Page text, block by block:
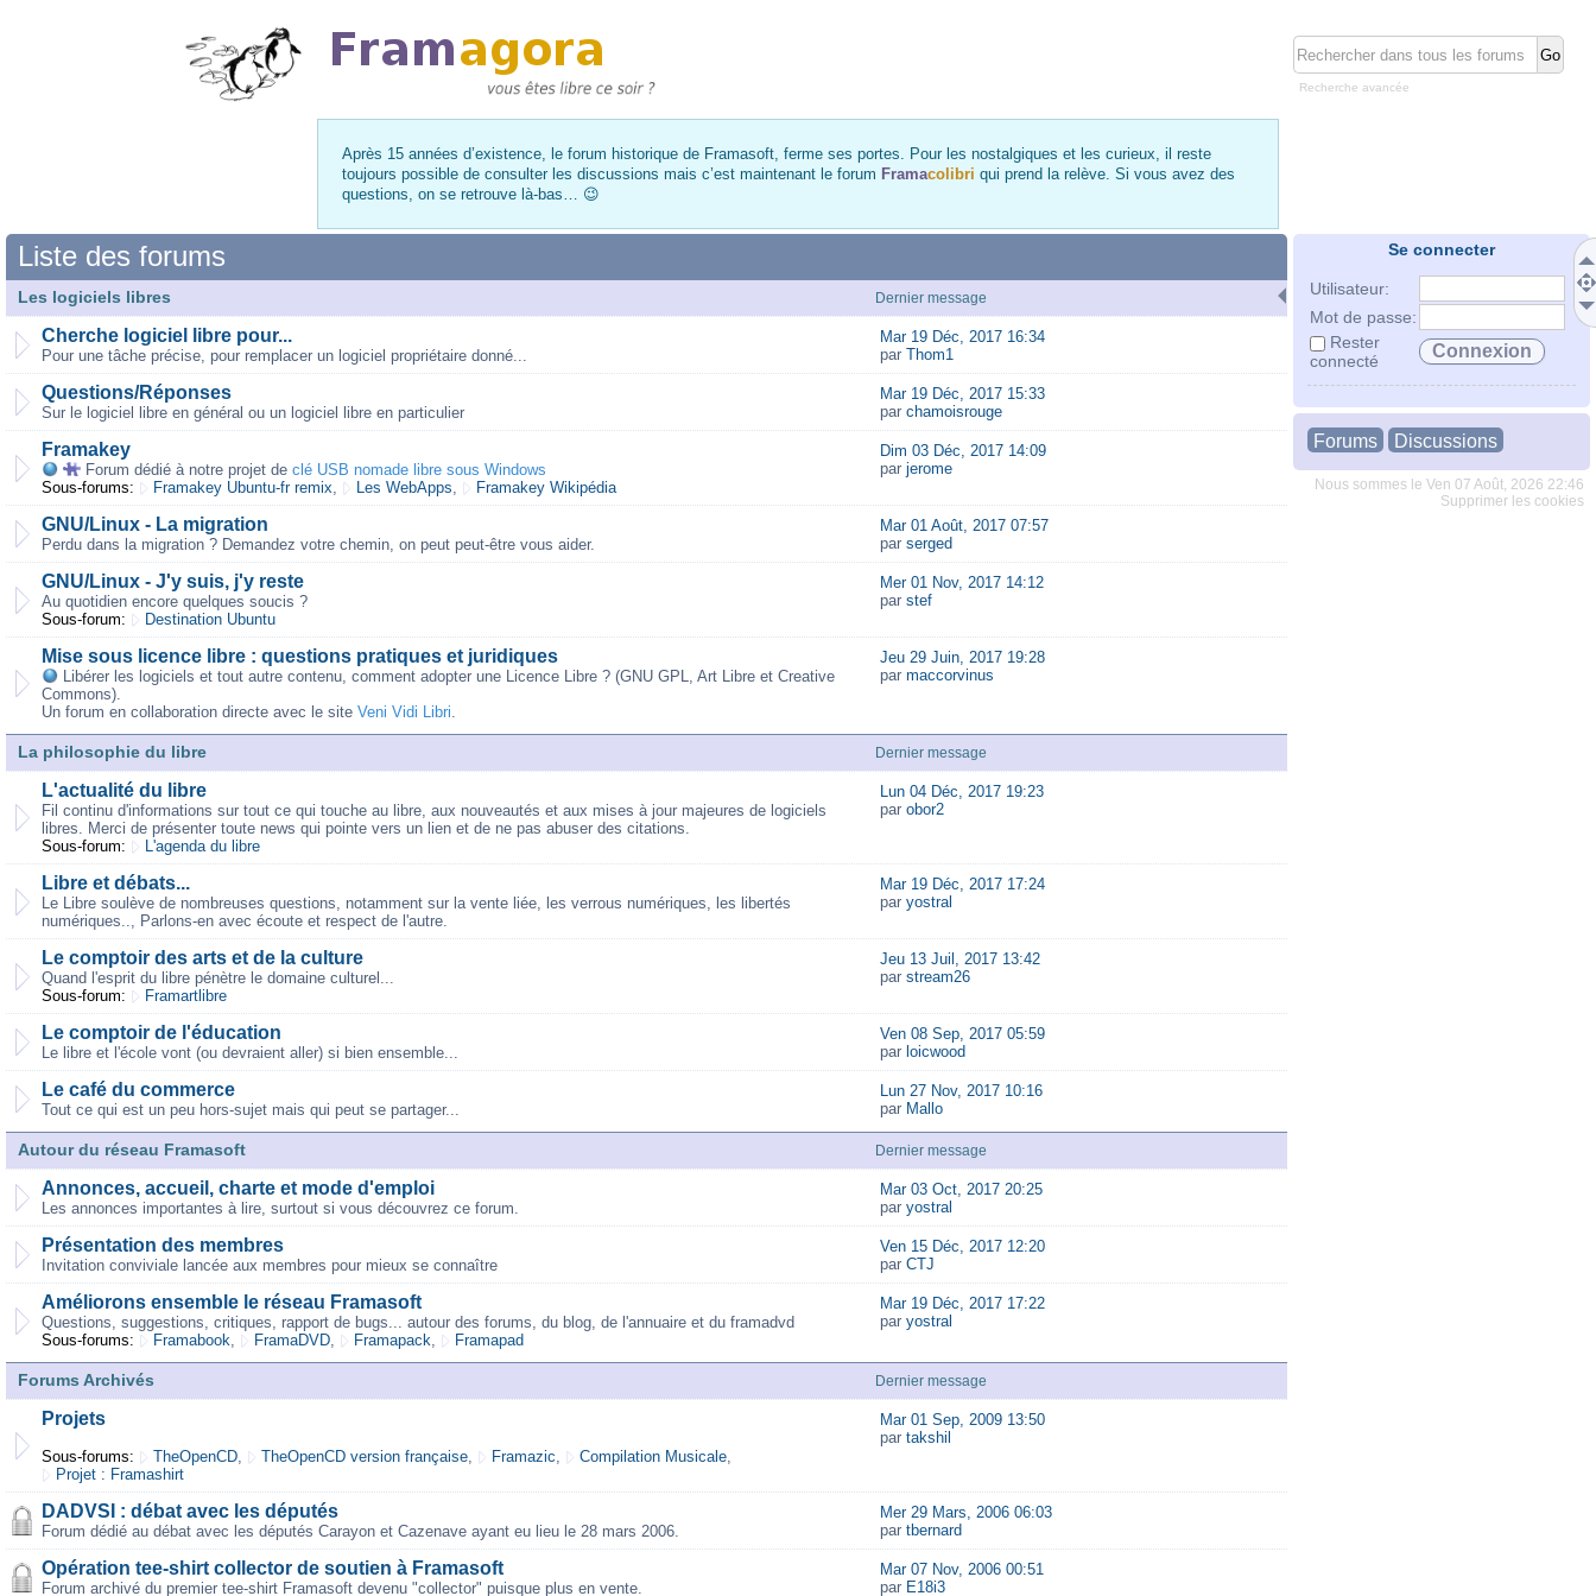
Recherche avancée
Après 15 années d’existence, le forum historique de Framasoft, ferme ses portes. Pour les nostalgiques et les curieux, il reste
toujours possible de consulter les discussions mais c’est maintenant le forum Framacolibri qui prend la relève. Si vous avez des
questions, on se retrouve là-bas… 😉
Se connecter
Utilisateur:
Mot de passe:
Rester
connecté
Forums Discussions
Nous sommes le Ven 07 Août, 2026 22:46
Supprimer les cookies
Liste des forums
Les logiciels libres Dernier message
Cherche logiciel libre pour...
Pour une tâche précise, pour remplacer un logiciel propriétaire donné...
Mar 19 Déc, 2017 16:34
par Thom1
Questions/Réponses
Sur le logiciel libre en général ou un logiciel libre en particulier
Mar 19 Déc, 2017 15:33
par chamoisrouge
Framakey
Forum dédié à notre projet de clé USB nomade libre sous Windows
Sous-forums:
Framakey Ubuntu-fr remix, Les WebApps, Framakey Wikipédia
Dim 03 Déc, 2017 14:09
par jerome
GNU/Linux - La migration
Perdu dans la migration ? Demandez votre chemin, on peut peut-être vous aider.
Mar 01 Août, 2017 07:57
par serged
GNU/Linux - J'y suis, j'y reste
Au quotidien encore quelques soucis ?
Sous-forum:
Destination Ubuntu
Mer 01 Nov, 2017 14:12
par stef
Mise sous licence libre : questions pratiques et juridiques
Libérer les logiciels et tout autre contenu, comment adopter une Licence Libre ? (GNU GPL, Art Libre et Creative
Commons).
Un forum en collaboration directe avec le site Veni Vidi Libri.
Jeu 29 Juin, 2017 19:28
par maccorvinus
La philosophie du libre Dernier message
L'actualité du libre
Fil continu d'informations sur tout ce qui touche au libre, aux nouveautés et aux mises à jour majeures de logiciels
libres. Merci de présenter toute news qui pointe vers un lien et de ne pas abuser des citations.
Sous-forum:
L'agenda du libre
Lun 04 Déc, 2017 19:23
par obor2
Libre et débats...
Le Libre soulève de nombreuses questions, notamment sur la vente liée, les verrous numériques, les libertés
numériques.., Parlons-en avec écoute et respect de l'autre.
Mar 19 Déc, 2017 17:24
par yostral
Le comptoir des arts et de la culture
Quand l'esprit du libre pénètre le domaine culturel...
Sous-forum:
Framartlibre
Jeu 13 Juil, 2017 13:42
par stream26
Le comptoir de l'éducation
Le libre et l'école vont (ou devraient aller) si bien ensemble...
Ven 08 Sep, 2017 05:59
par loicwood
Le café du commerce
Tout ce qui est un peu hors-sujet mais qui peut se partager...
Lun 27 Nov, 2017 10:16
par Mallo
Autour du réseau Framasoft Dernier message
Annonces, accueil, charte et mode d'emploi
Les annonces importantes à lire, surtout si vous découvrez ce forum.
Mar 03 Oct, 2017 20:25
par yostral
Présentation des membres
Invitation conviviale lancée aux membres pour mieux se connaître
Ven 15 Déc, 2017 12:20
par CTJ
Améliorons ensemble le réseau Framasoft
Questions, suggestions, critiques, rapport de bugs... autour des forums, du blog, de l'annuaire et du framadvd
Sous-forums:
Framabook, FramaDVD, Framapack, Framapad
Mar 19 Déc, 2017 17:22
par yostral
Forums Archivés Dernier message
Projets
Sous-forums: TheOpenCD, TheOpenCD version française, Framazic, Compilation Musicale,
Projet : Framashirt
Mar 01 Sep, 2009 13:50
par takshil
DADVSI : débat avec les députés
Forum dédié au débat avec les députés Carayon et Cazenave ayant eu lieu le 28 mars 2006.
Mer 29 Mars, 2006 06:03
par tbernard
Opération tee-shirt collector de soutien à Framasoft
Forum archivé du premier tee-shirt Framasoft devenu "collector" puisque plus en vente.
Mar 07 Nov, 2006 00:51
par E18i3